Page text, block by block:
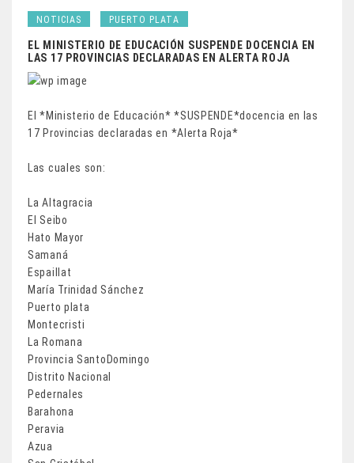
NOTICIAS PUERTO PLATA
EL MINISTERIO DE EDUCACIÓN SUSPENDE DOCENCIA EN
LAS 17 PROVINCIAS DECLARADAS EN ALERTA ROJA
El *Ministerio de Educación* *SUSPENDE*docencia en las
17 Provincias declaradas en *Alerta Roja*
Las cuales son:
La Altagracia
El Seibo
Hato Mayor
Samaná
Espaillat
María Trinidad Sánchez
Puerto plata
Montecristi
La Romana
Provincia SantoDomingo
Distrito Nacional
Pedernales
Barahona
Peravia
Azua